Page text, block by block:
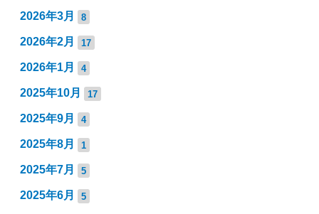
2026年3月 8
2026年2月 17
2026年1月 4
2025年10月 17
2025年9月 4
2025年8月 1
2025年7月 5
2025年6月 5